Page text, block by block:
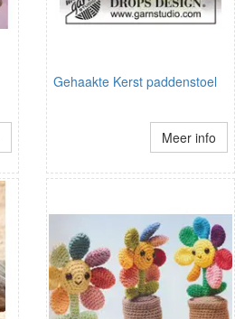
Gehaakte Kerst paddenstoel
Meer info